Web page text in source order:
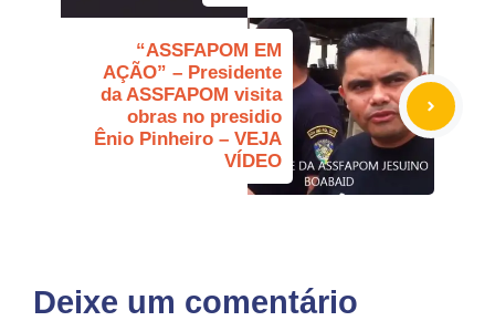
“ASSFAPOM EM
AÇÃO” – Presidente
da ASSFAPOM visita
obras no presidio
Ênio Pinheiro – VEJA
VÍDEO
Deixe um comentário